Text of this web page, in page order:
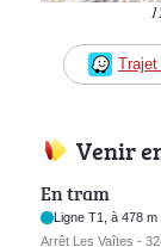
Venir
En tram
Ligne T1, à 478 m
Arrêt Les Vaîtes -